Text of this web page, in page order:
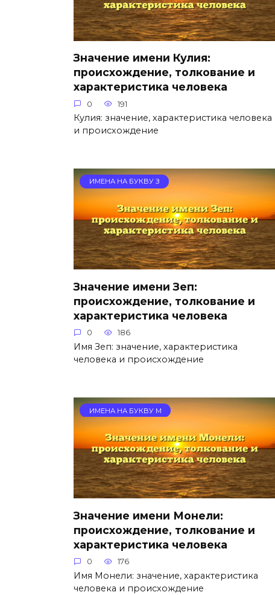
Значение имени Кулия:
происхождение, толкование и
характеристика человека
0 191
Кулия: значение, характеристика человека
и происхождение
ИМЕНА НА БУКВУ З
Значение имени Зеп:
происхождение, толкование и
характеристика человека
0 186
Имя Зеп: значение, характеристика
человека и происхождение
ИМЕНА НА БУКВУ М
Значение имени Монели:
происхождение, толкование и
характеристика человека
0 176
Имя Монели: значение, характеристика
человека и происхождение